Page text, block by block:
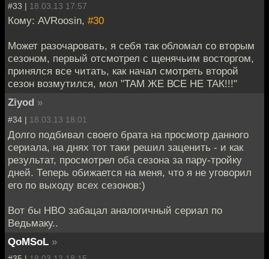
#33 | 18.03.13 17:57
Кому: AVRoosin, #30
Может разочаровать, я себя так обломал со вторым
сезоном, первый отсмотрел с щенячьим восторгом,
принялся все читать, как начал смотреть второй
сезон возмутился, мол "ТАМ ЖЕ ВСЕ НЕ ТАК!!!"
Ziyod »
#34 | 18.03.13 18:01
Долго подбивал своего брата на просмотр данного
сериала, на днях тот таки решил заценить - и как
результат, просмотрел оба сезона за пару-тройку
дней. Теперь обижается на меня, что я не уговорил
его по выходу всех сезонов:)
Вот бы HBO забацал аналогичный сериал по
Ведьмаку..
QoMSoL »